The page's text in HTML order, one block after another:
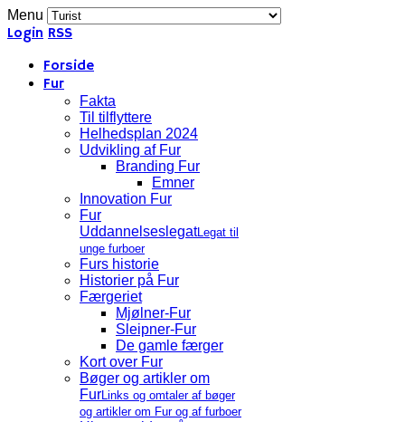
Menu
Login RSS
Forside
Fur
Fakta
Til tilflyttere
Helhedsplan 2024
Udvikling af Fur
Branding Fur
Emner
Innovation Fur
Fur
UddannelseslegatLegat til
unge furboer
Furs historie
Historier på Fur
Færgeriet
Mjølner-Fur
Sleipner-Fur
De gamle færger
Kort over Fur
Bøger og artikler om
FurLinks og omtaler af bøger
og artikler om Fur og af furboer